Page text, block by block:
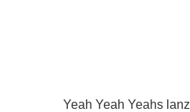
Yeah Yeah Yeahs